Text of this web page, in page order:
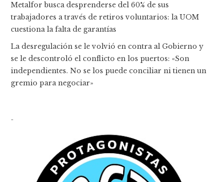
Metalfor busca desprenderse del 60% de sus
trabajadores a través de retiros voluntarios: la UOM
cuestiona la falta de garantías
La desregulación se le volvió en contra al Gobierno y
se le descontroló el conflicto en los puertos: «Son
independientes. No se los puede conciliar ni tienen un
gremio para negociar»
-